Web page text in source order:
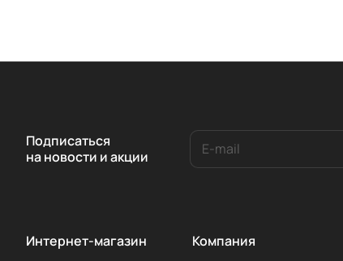
Подписаться
на новости и акции
Интернет-магазин Компания